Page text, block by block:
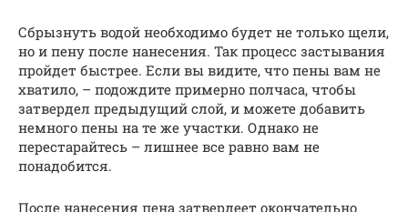
Сбрызнуть водой необходимо будет не только щели,
но и пену после нанесения. Так процесс застывания
пройдет быстрее. Если вы видите, что пены вам не
хватило, – подождите примерно полчаса, чтобы
затвердел предыдущий слой, и можете добавить
немного пены на те же участки. Однако не
перестарайтесь – лишнее все равно вам не
понадобится.
После нанесения пена затвердеет окончательно